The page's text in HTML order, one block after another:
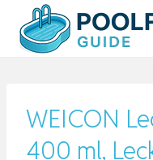
Inhalt
springen
WEICON
400 ml,